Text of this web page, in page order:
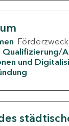
Qualifizierung/
und